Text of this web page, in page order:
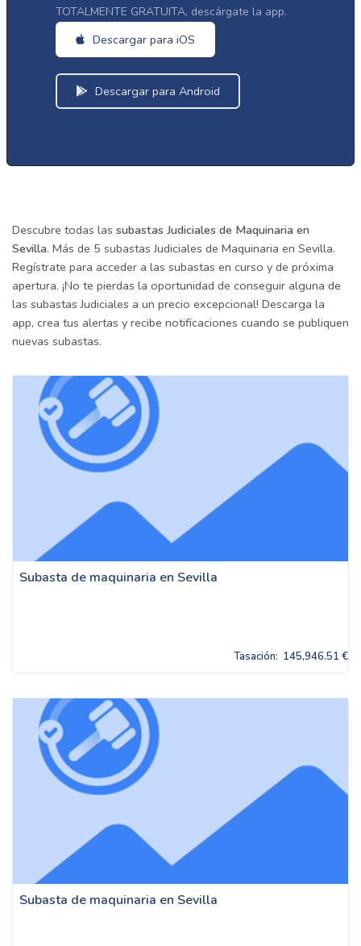
TOTALMENTE GRATUITA, descárgate la app.
Descargar para iOS
Descargar para Android
Descubre todas las subastas Judiciales de Maquinaria en
Sevilla. Más de 5 subastas Judiciales de Maquinaria en Sevilla.
Regístrate para acceder a las subastas en curso y de próxima
apertura. ¡No te pierdas la oportunidad de conseguir alguna de
las subastas Judiciales a un precio excepcional! Descarga la
app, crea tus alertas y recibe notificaciones cuando se publiquen
nuevas subastas.
Subasta de maquinaria en Sevilla
Tasación: 145,946.51 €
Subasta de maquinaria en Sevilla